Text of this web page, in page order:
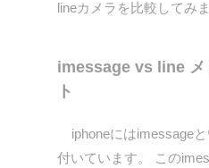
lineカメラを比較してみま
imessage vs line メ
ト
iphoneにはimessage
付いています。 この